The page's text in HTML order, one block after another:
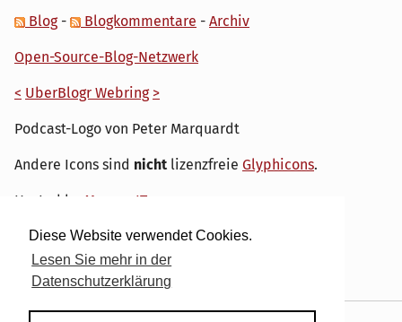
Diese Website verwendet Cookies.
Lesen Sie mehr in der
Datenschutzerklärung
Blog- Blogkommentare - Archiv
Open-Source-Blog-Netzwerk
< UberBlogr Webring >
Podcast-Logo von Peter Marquardt
Andere Icons sind nicht lizenzfreie Glyphicons.
Hosted by My own IT.